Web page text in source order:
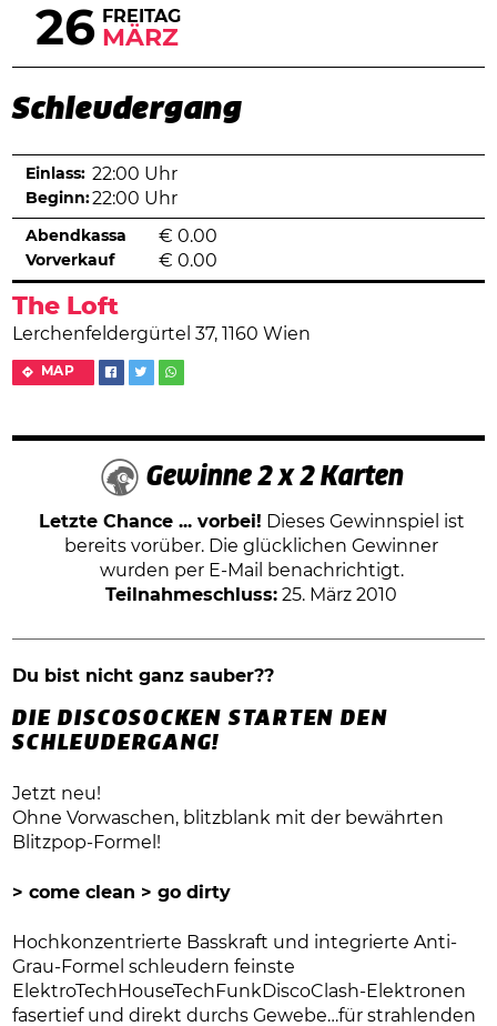
26 FREITAG
MÄRZ
Schleudergang
The Loft
Lerchenfeldergürtel 37, 1160 Wien
MAP
Einlass: 22:00 Uhr
Beginn:22:00 Uhr
Abendkassa € 0.00
Vorverkauf € 0.00
Gewinne 2 x 2 Karten
Letzte Chance ... vorbei! Dieses Gewinnspiel ist
bereits vorüber. Die glücklichen Gewinner
wurden per E-Mail benachrichtigt.
Teilnahmeschluss: 25. März 2010
Du bist nicht ganz sauber??
DIE DISCOSOCKEN STARTEN DEN
SCHLEUDERGANG!
Jetzt neu!
Ohne Vorwaschen, blitzblank mit der bewährten
Blitzpop-Formel!
> come clean > go dirty
Hochkonzentrierte Basskraft und integrierte Anti-
Grau-Formel schleudern feinste
ElektroTechHouseTechFunkDiscoClash-Elektronen
fasertief und direkt durchs Gewebe…für strahlenden